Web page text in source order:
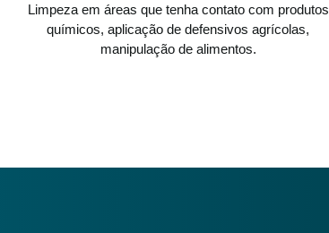
Limpeza em áreas que tenha contato com produtos
químicos, aplicação de defensivos agrícolas,
manipulação de alimentos.